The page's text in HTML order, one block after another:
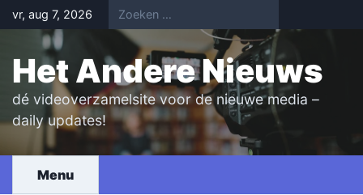
Skip
to
content
vr, aug 7, 2026
Het Andere Nieuws
dé videoverzamelsite voor de nieuwe media –
daily updates!
Menu